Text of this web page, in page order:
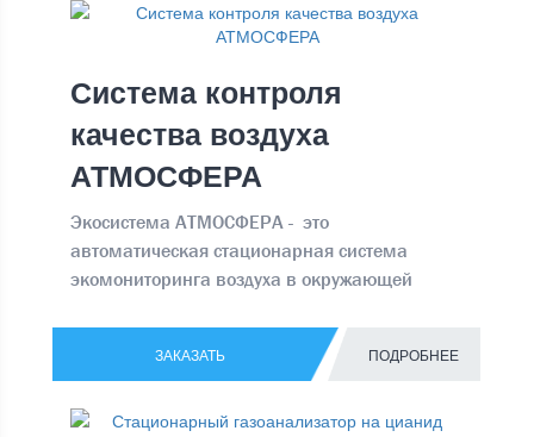
готовый, вычисленный параметр выводит на
Система контроля
качества воздуха
АТМОСФЕРА
Экосистема АТМОСФЕРА - это
автоматическая стационарная система
экомониторинга воздуха в окружающей
ЗАКАЗАТЬ ПОДРОБНЕЕ